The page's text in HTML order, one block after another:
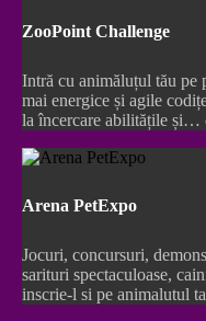
ZooPoint Challenge
Intră cu animăluțul tău pe
mai energice și agile
la încercare abilitățile și…
Arena PetExpo
Jocuri, concursuri,
sarituri spectaculoase,
inscrie-l si pe animalutul